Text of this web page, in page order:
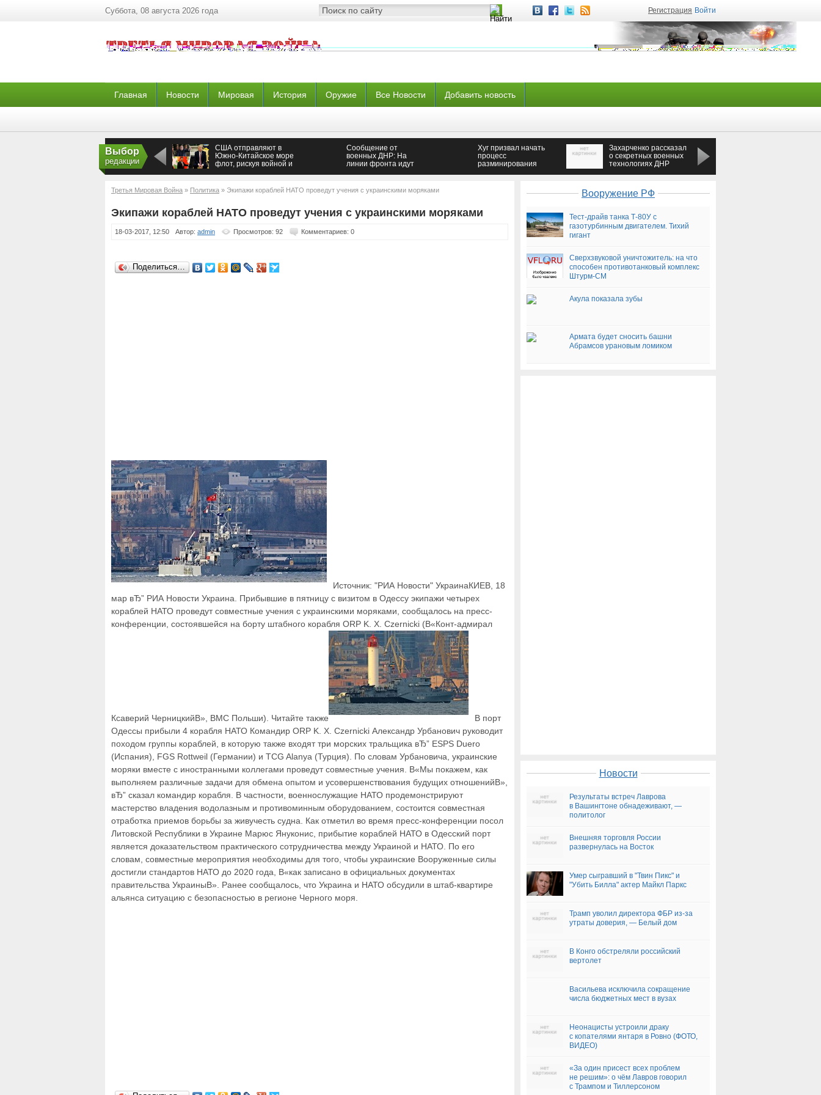
Суббота, 08 августа 2026 года Регистрация Войти
Главная Новости Мировая История Оружие Все Новости Добавить новость
Выбор
редакции
США отправляют в
Южно-Китайское море
флот, рискуя войной и
Сообщение от
военных ДНР: На
линии фронта идут
Хуг призвал начать
процесс
разминирования
Захарченко рассказал
о секретных военных
технологиях ДНР
Третья Мировая Война » Политика » Экипажи кораблей НАТО проведут учения с украинскими моряками
Экипажи кораблей НАТО проведут учения с украинскими моряками
18-03-2017, 12:50 Автор: admin Просмотров: 92 Комментариев: 0
Поделиться…
Источник: "РИА Новости" УкраинаКИЕВ, 18
мар вЂ” РИА Новости Украина. Прибывшие в пятницу с визитом в Одессу экипажи четырех
кораблей НАТО проведут совместные учения с украинскими моряками, сообщалось на пресс-
конференции, состоявшейся на борту штабного корабля ORP K. X. Czernicki (В«Конт-адмирал
Ксаверий ЧерницкийВ», ВМС Польши). Читайте также
В порт
Одессы прибыли 4 корабля НАТО Командир ORP K. X. Czernicki Александр Урбанович руководит
походом группы кораблей, в которую также входят три морских тральщика вЂ” ESPS Duero
(Испания), FGS Rottweil (Германии) и TCG Alanya (Турция). По словам Урбановича, украинские
моряки вместе с иностранными коллегами проведут совместные учения. В«Мы покажем, как
выполняем различные задачи для обмена опытом и усовершенствования будущих отношенийВ»,
вЂ” сказал командир корабля. В частности, военнослужащие НАТО продемонстрируют
мастерство владения водолазным и противоминным оборудованием, состоится совместная
отработка приемов борьбы за живучесть судна. Как отметил во время пресс-конференции посол
Литовской Республики в Украине Марюс Януконис, прибытие кораблей НАТО в Одесский порт
является доказательством практического сотрудничества между Украиной и НАТО. По его
словам, совместные мероприятия необходимы для того, чтобы украинские Вооруженные силы
достигли стандартов НАТО до 2020 года, В«как записано в официальных документах
правительства УкраиныВ». Ранее сообщалось, что Украина и НАТО обсудили в штаб-квартире
альянса ситуацию с безопасностью в регионе Черного моря.
Вооружение РФ
Тест-драйв танка Т-80У с
газотурбинным двигателем. Тихий
гигант
Сверхзвуковой уничтожитель: на что
способен противотанковый комплекс
Штурм-СМ
Акула показала зубы
Армата будет сносить башни
Абрамсов урановым ломиком
Новости
Результаты встреч Лаврова
в Вашингтоне обнадеживают, —
политолог
Внешняя торговля России
развернулась на Восток
Умер сыгравший в "Твин Пикс" и
"Убить Билла" актер Майкл Паркс
Трамп уволил директора ФБР из-за
утраты доверия, — Белый дом
В Конго обстреляли российский
вертолет
Васильева исключила сокращение
числа бюджетных мест в вузах
Неонацисты устроили драку
с копателями янтаря в Ровно (ФОТО,
ВИДЕО)
«За один присест всех проблем
не решим»: о чём Лавров говорил
с Трампом и Тиллерсоном